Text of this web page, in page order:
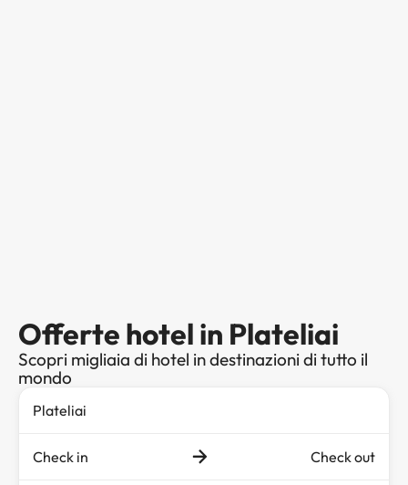
Offerte hotel in Plateliai
Scopri migliaia di hotel in destinazioni di tutto il
mondo
Check in Check out